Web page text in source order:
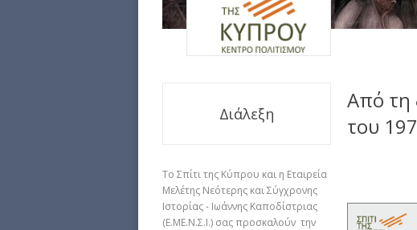
Από τη
του
Διάλεξη
Το Σπίτι της Κύπρου και η Εταιρεία
Μελέτης Νεότερης και Σύγχρονης
Ιστορίας - Ιωάννης Καποδίστριας
(Ε.ΜΕ.Ν.Σ.Ι.) σας προσκαλούν την